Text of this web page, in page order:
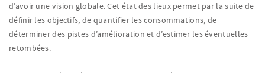
d’avoir une vision globale. Cet état des lieux permet par la suite de
définir les objectifs, de quantifier les consommations, de
déterminer des pistes d’amélioration et d’estimer les éventuelles
retombées.